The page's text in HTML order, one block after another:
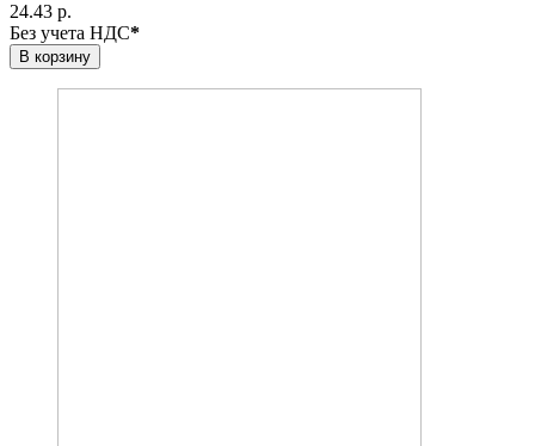
24.43 р.
Без учета НДС*
В корзину